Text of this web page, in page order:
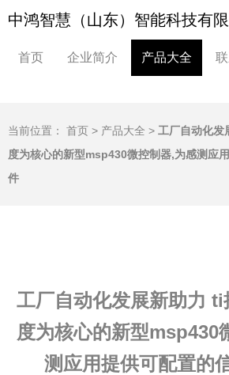
中鸿智慧（山东）智能科技有
首页 企业简介 产品大全
当前位置： 首页 > 产品大全 > 工厂自动化发
度为核心的新型msp430微控制器,为感测应
件
工厂自动化发展新助力 ti
度为核心的新型msp430
测应用提供可配置的